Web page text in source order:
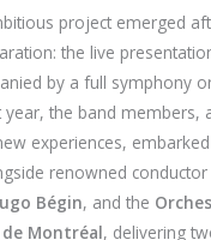
project emerged
the live
by a full symphony
year, the band members,
experiences,
renowned conductor
Bégin, and the
Montréal, delivering